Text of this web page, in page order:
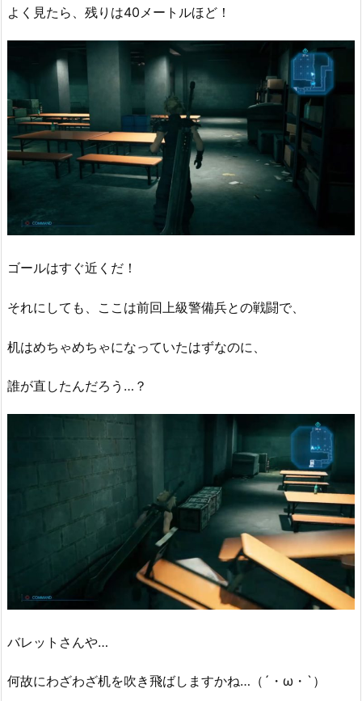
よく見たら、残りは40メートルほど！
ゴールはすぐ近くだ！
それにしても、ここは前回上級警備兵との戦闘で、
机はめちゃめちゃになっていたはずなのに、
誰が直したんだろう…？
バレットさんや…
何故にわざわざ机を吹き飛ばしますかね…（´・ω・`）